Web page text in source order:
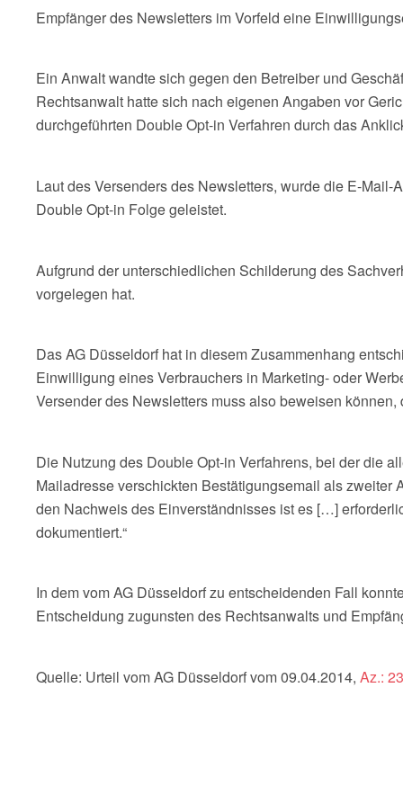
Empfänger des Newsletters im Vorfeld eine
Ein Anwalt wandte sich gegen den Betreiber und
Rechtsanwalt hatte sich nach eigenen Angaben vor
durchgeführten Double Opt-in Verfahren durch das
Laut des Versenders des Newsletters, wurde die E-
Double Opt-in Folge geleistet.
Aufgrund der unterschiedlichen Schilderung des
vorgelegen hat.
Das AG Düsseldorf hat in diesem Zusammenhang
Einwilligung eines Verbrauchers in Marketing- oder
Versender des Newsletters muss also beweisen
Die Nutzung des Double Opt-in Verfahrens, bei der die
Mailadresse verschickten Bestätigungsemail als zweiter
den Nachweis des Einverständnisses ist es […]
dokumentiert.“
In dem vom AG Düsseldorf zu entscheidenden Fall
Entscheidung zugunsten des Rechtsanwalts und
Quelle: Urteil vom AG Düsseldorf vom 09.04.2014, Az.: